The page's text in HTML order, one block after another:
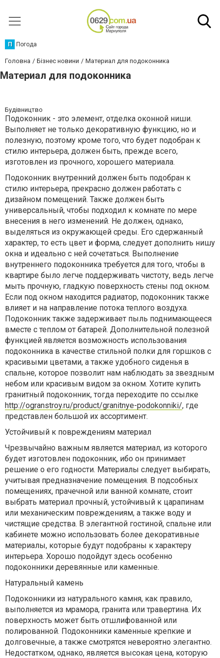
П Погода
Головна Бізнес новини Материал для подоконника
Материал для подоконника
Будівництво
Подоконник - это элемент, отделка оконной ниши.
Выполняет не только декоративную функцию, но и
полезную, поэтому кроме того, что будет подобран к
стилю интерьера, должен быть, прежде всего,
изготовлен из прочного, хорошего материала.
Подоконник внутренний должен быть подобран к
стилю интерьера, прекрасно должен работать с
дизайном помещений. Также должен быть
универсальный, чтобы подходил к комнате по мере
внесения в него изменений. Не должен, однако,
выделяться из окружающей среды. Его сдержанный
характер, то есть цвет и форма, следует дополнить нишу
окна и идеально с ней сочетаться. Выполнение
внутреннего подоконника требуется для того, чтобы в
квартире было легче поддерживать чистоту, ведь легче
мыть прочную, гладкую поверхность стены под окном.
Если под окном находится радиатор, подоконник также
влияет и на направление потока теплого воздуха.
Подоконник также задерживает пыль поднимающееся
вместе с теплом от батарей. Дополнительной полезной
функцией является возможность использования
подоконника в качестве стильной полки для горшков с
красивыми цветами, а также удобного сиденья в
спальне, которое позволит нам наблюдать за звездным
небом или красивым видом за окном. Хотите купить
гранитный подоконник, тогда переходите по ссылке
http://ogranstroy.ru/product/granitnye-podokonniki/, где
представлен большой их ассортимент.
Устойчивый к повреждениям материал
Чрезвычайно важным является материал, из которого
будет изготовлен подоконник, ибо он принимает
решение о его годности. Материалы следует выбирать,
учитывая предназначение помещения. В подсобных
помещениях, прачечной или ванной комнате, стоит
выбрать материал прочный, устойчивый к царапинам
или механическим повреждениям, а также воду и
чистящие средства. В элегантной гостиной, спальне или
кабинете можно использовать более декоративные
материалы, которые будут подобраны к характеру
интерьера. Хорошо подойдут здесь особенно
подоконники деревянные или каменные.
Натуральный камень
Подоконники из натурального камня, как правило,
выполняется из мрамора, гранита или травертина. Их
поверхность может быть отшлифованной или
полированной. Подоконники каменные крепкие и
долговечные, а также смотрятся невероятно элегантно.
Недостатком, однако, является высокая цена, которую